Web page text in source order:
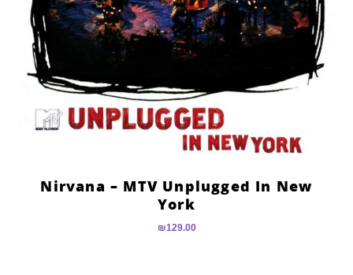
Nirvana – MTV Unplugged In New
York
₪129.00